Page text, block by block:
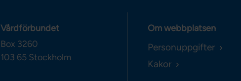
Vårdförbundet
Box 3260
103 65 Stockholm
Om webbplatsen
Personuppgifter
Kakor